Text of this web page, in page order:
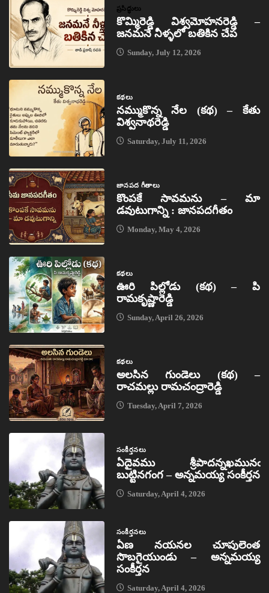
ప్రసిద్ధులు
కొమ్మిరెడ్డి విశ్వమోహనరెడ్డి –
జనమనే నీళ్ళలో బతికిన చేప
Sunday, July 12, 2026
కథలు
నమ్ముకొన్న నేల (కథ) – కేతు
విశ్వనాథరెడ్డి
Saturday, July 11, 2026
జానపద గీతాలు
కొంపకే సావమను – మా
డవుటుగాన్ని : జానపదగీతం
Monday, May 4, 2026
కథలు
ఊరి పిల్లోడు (కథ) – పి
రామకృష్ణారెడ్డి
Sunday, April 26, 2026
కథలు
అలసిన గుండెలు (కథ) –
రాచమల్లు రామచంద్రారెడ్డి
Tuesday, April 7, 2026
సంకీర్తనలు
ఏదైవము శ్రీపాదన్నఖమునఁ
బుట్టినగంగ – అన్నమయ్య సంకీర్తన
Saturday, April 4, 2026
సంకీర్తనలు
ఏణ నయనల చూపులెంత
సొబగైయుండు – అన్నమయ్య
సంకీర్తన
Saturday, April 4, 2026